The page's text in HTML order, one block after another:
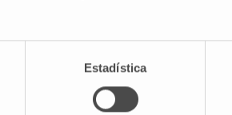
Estadística
está descendida. La distinción se
el problema no es la falta de
en forma de gránulos
formas congénitas suelen ligarse